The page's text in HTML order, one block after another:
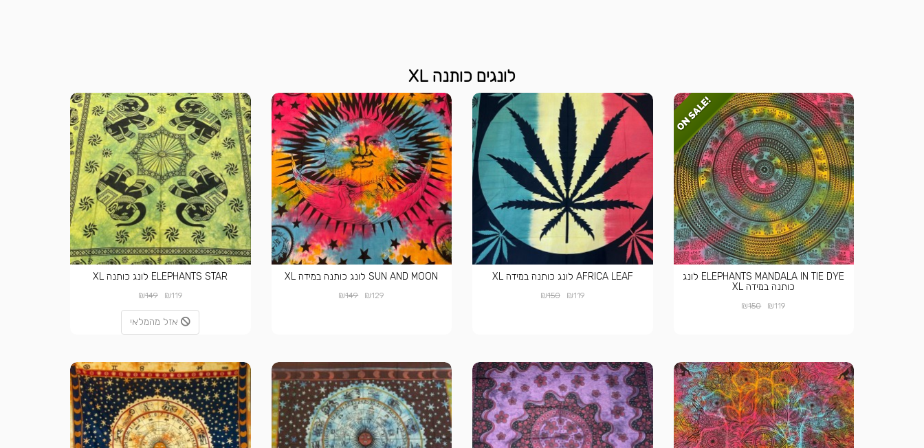
לונגים כותנה XL
ELEPHANTS MANDALA IN TIE DYE לונג
כותנה במידה XL
₪119
₪150
AFRICA LEAF לונג כותנה במידה XL
₪119
₪150
SUN AND MOON לונג כותנה במידה XL
₪129
₪149
ELEPHANTS STAR לונג כותנה XL
₪119
₪149
אזל מהמלאי